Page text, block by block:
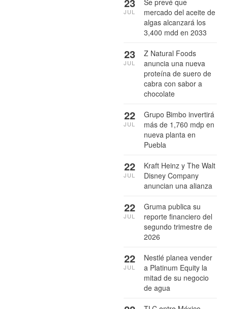
mercado del aceite de
algas alcanzará los
3,400 mdd en 2033
JUL
Z Natural Foods
anuncia una nueva
proteína de suero de
cabra con sabor a
chocolate
23
JUL
Grupo Bimbo invertirá
más de 1,760 mdp en
nueva planta en
Puebla
22
JUL
Kraft Heinz y The Walt
Disney Company
anuncian una alianza
22
JUL
Gruma publica su
reporte financiero del
segundo trimestre de
2026
22
JUL
Nestlé planea vender
a Platinum Equity la
mitad de su negocio
de agua
22
JUL